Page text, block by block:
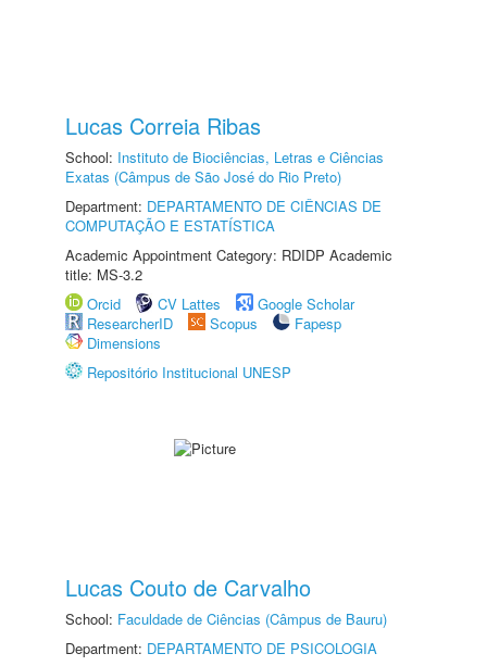
Lucas Correia Ribas
School: Instituto de Biociências, Letras e Ciências
Exatas (Câmpus de São José do Rio Preto)
Department: DEPARTAMENTO DE CIÊNCIAS DE
COMPUTAÇÃO E ESTATÍSTICA
Academic Appointment Category: RDIDP Academic
title: MS-3.2
Orcid
CV Lattes
Google Scholar
ResearcherID
Scopus
Fapesp
Dimensions
Repositório Institucional UNESP
Lucas Couto de Carvalho
School: Faculdade de Ciências (Câmpus de Bauru)
Department: DEPARTAMENTO DE PSICOLOGIA